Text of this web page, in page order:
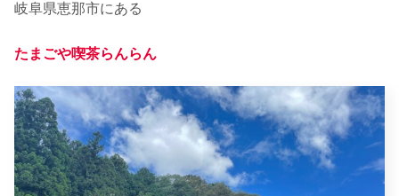
岐阜県恵那市にある
たまごや喫茶らんらん